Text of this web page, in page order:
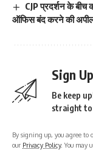
CJP प्रदर्शन के
ऑफिस बंद करने की
Sign
Be keep
straight
By signing up, you agree to
our Privacy Policy. You may